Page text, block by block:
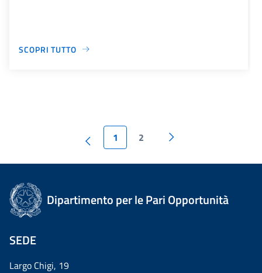
SCOPRI TUTTO
1 2
Dipartimento per le Pari Opportunità
SEDE
Largo Chigi, 19